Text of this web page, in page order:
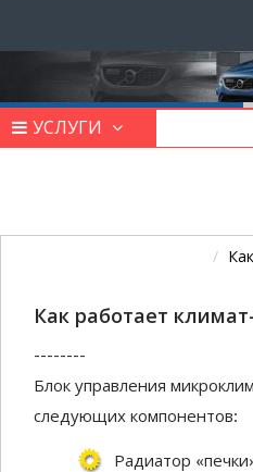
УСЛУГИ
Как работает
--------
Блок управления
следующих компонентов:
Радиатор